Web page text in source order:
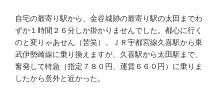
自宅の最寄り駅から、金谷城跡の最寄り駅の太田までわ
ずか１時間２６分しか掛かりませんでした。都心に行く
のと変りゃあせん（苦笑）。ＪＲ宇都宮線久喜駅から東
武伊勢崎線に乗り換えますが、久喜駅から太田駅まで、
奮発して特急（指定７８０円、運賃６６０円）に乗りま
したから意外と近かった。